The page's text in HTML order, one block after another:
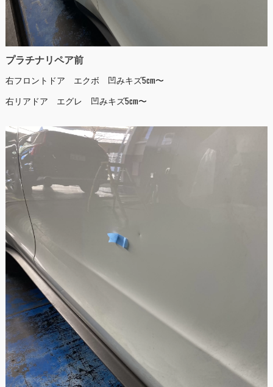
プラチナリペア前
右フロントドア エクボ 凹みキズ5cm〜
右リアドア エグレ 凹みキズ5cm〜